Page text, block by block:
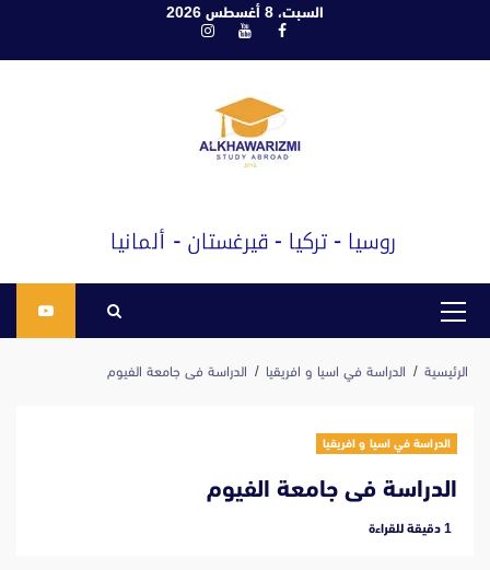
السبت، 8 أغسطس 2026
فيسبوكيوتيوبانستغرام
القائمة
الرئيسية الدراسة في اسيا و افريقيا الدراسة فى جامعة الفيوم
الدراسة في اسيا و افريقيا
الدراسة فى جامعة الفيوم
‫1 دقيقة للقراءة